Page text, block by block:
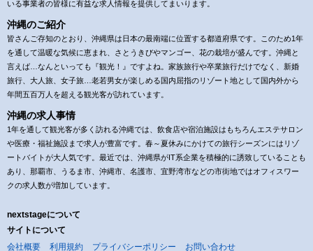
いる事業者の皆様に有益な求人情報を提供してまいります。
沖縄のご紹介
皆さんご存知のとおり、沖縄県は日本の最南端に位置する都道府県です。このため1年
を通して温暖な気候に恵まれ、さとうきびやマンゴー、花の栽培が盛んです。沖縄と
言えば…なんといっても『観光！』ですよね。家族旅行や卒業旅行だけでなく、新婚
旅行、大人旅、女子旅…老若男女が楽しめる国内屈指のリゾート地として国内外から
年間五百万人を超える観光客が訪れています。
沖縄の求人事情
1年を通して観光客が多く訪れる沖縄では、飲食店や宿泊施設はもちろんエステサロン
や医療・福祉施設まで求人が豊富です。春～夏休みにかけての旅行シーズンにはリゾ
ートバイトが大人気です。最近では、沖縄県がIT系企業を積極的に誘致していることも
あり、那覇市、うるま市、沖縄市、名護市、宜野湾市などの市街地ではオフィスワー
クの求人数が増加しています。
nextstageについて
サイトについて
会社概要
利用規約 プライバシーポリシー お問い合わせ